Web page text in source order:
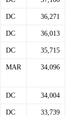
DC 36,271
DC 36,013
DC 35,715
MAR 34,096
DC 34,004
DC 33,739